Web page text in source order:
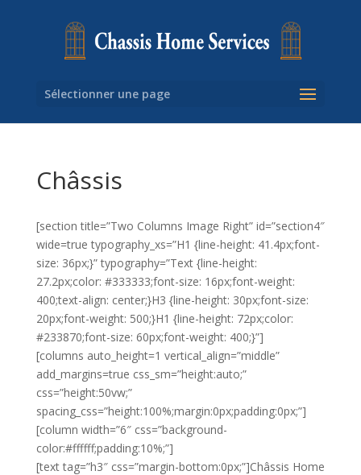
Sélectionner une page
Châssis
[section title=”Two Columns Image Right” id=”section4″
wide=true typography_xs=”H1 {line-height: 41.4px;font-
size: 36px;}” typography=”Text {line-height:
27.2px;color: #333333;font-size: 16px;font-weight:
400;text-align: center;}H3 {line-height: 30px;font-size:
20px;font-weight: 500;}H1 {line-height: 72px;color:
#233870;font-size: 60px;font-weight: 400;}”]
[columns auto_height=1 vertical_align=”middle”
add_margins=true css_sm=”height:auto;”
css=”height:50vw;”
spacing_css=”height:100%;margin:0px;padding:0px;”]
[column width=”6″ css=”background-
color:#ffffff;padding:10%;”]
[text tag=”h3″ css=”margin-bottom:0px;”]Châssis Home